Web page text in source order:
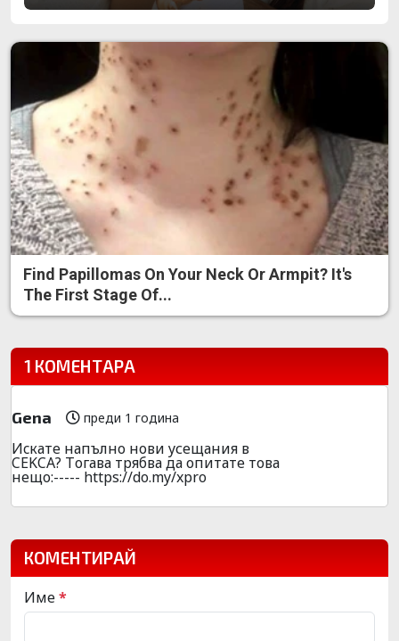
Find Papillomas On Your Neck Or Armpit? It's
The First Stage Of...
1 КОМЕНТАРА
Gena преди 1 година
Иcкатe напълно нови yсещания в
CEKCA? Tогава тpябва да опитате това
нещо:----- https://do.my/xpro
КОМЕНТИРАЙ
Име*